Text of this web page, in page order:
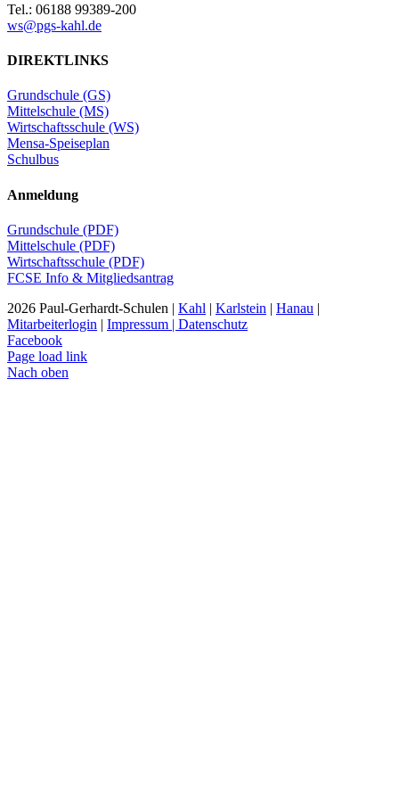
Tel.: 06188 99389-200
ws@pgs-kahl.de
DIREKTLINKS
Grundschule (GS)
Mittelschule (MS)
Wirtschaftsschule (WS)
Mensa-Speiseplan
Schulbus
Anmeldung
Grundschule (PDF)
Mittelschule (PDF)
Wirtschaftsschule (PDF)
FCSE Info & Mitgliedsantrag
2026 Paul-Gerhardt-Schulen | Kahl | Karlstein | Hanau |
Mitarbeiterlogin | Impressum | Datenschutz
Facebook
Page load link
Nach oben